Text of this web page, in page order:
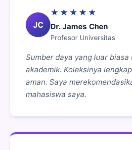
JC
★★★★★
Dr. James Chen
Profesor Universitas
Sumber daya yang luar
akademik. Koleksinya
aman. Saya
mahasiswa saya.